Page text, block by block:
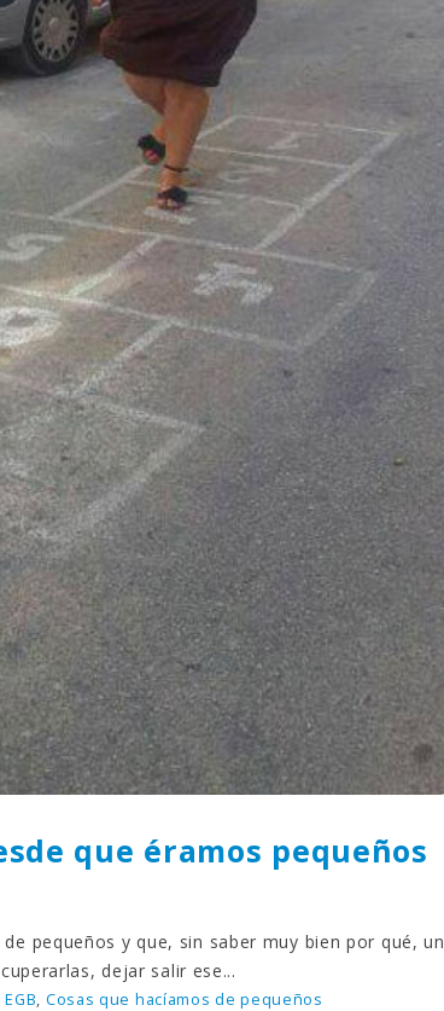
que éramos pequeños
pequeños y que, sin saber muy bien por qué, un
dejar salir ese...
, Cosas que hacíamos de pequeños